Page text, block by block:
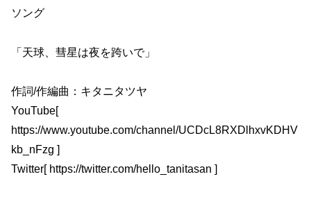
ソング
「天球、彗星は夜を跨いで」
作詞/作編曲：キタニタツヤ
YouTube[
https://www.youtube.com/channel/UCDcL8RXDlhxvKDHV
kb_nFzg ]
Twitter[ https://twitter.com/hello_tanitasan ]